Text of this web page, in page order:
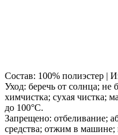
Состав: 100% полиэстер |
Уход: беречь от солнца; не
химчистка; сухая чистка;
до 100°C.
Запрещено: отбеливание;
средства; отжим в машине;